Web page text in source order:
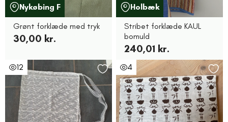
Nykøbing F
Grønt forklæde med tryk
30,00 kr.
Holbæk
Stribet forklæde KAUL
bomuld
240,01 kr.
12 4